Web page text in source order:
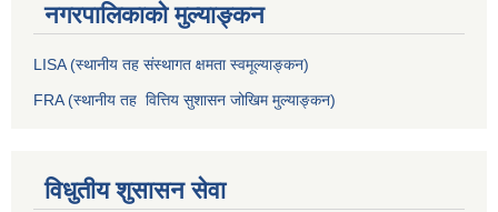
नगरपालिकाको मुल्याङ्कन
LISA (स्थानीय तह संस्थागत क्षमता स्वमूल्याङ्कन)
FRA (स्थानीय तह वित्तिय सुशासन जोखिम मुल्याङ्कन)
विधुतीय शुसासन सेवा